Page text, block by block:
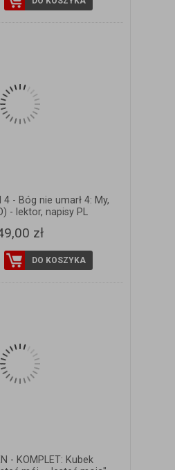
- Bóg nie umarł 4: My,
- lektor, napisy PL
zł
DO KOSZYKA
- KOMPLET: Kubek